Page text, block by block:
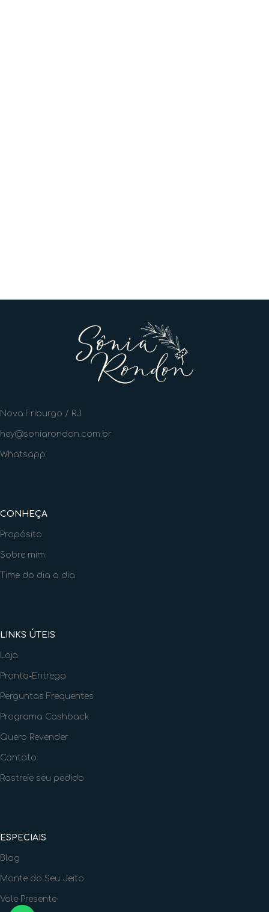
Nova Friburgo / RJ
hey@soniarondon.com.br
Whatsapp
CONHEÇA
Propósito
Sobre mim
Time do dia a dia
LINKS ÚTEIS
Loja
Pronta-Entrega
Perguntas Frequentes
Programa Cashback
Quero Revender
Contato
Rastreie seu pedido
ESPECIAIS
Blog
Monte do Seu Jeito
Vale Presente